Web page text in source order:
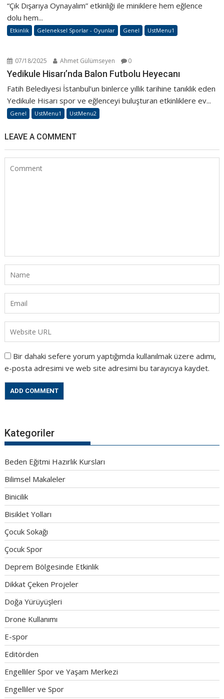
“Çık Dışarıya Oynayalım” etkinliği ile miniklere hem eğlence
dolu hem...
Etkinlik Geleneksel Sporlar - Oyunlar Genel UstMenu1
07/18/2025 Ahmet Gülümseyen 0
Yedikule Hisarı’nda Balon Futbolu Heyecanı
Fatih Belediyesi İstanbul’un binlerce yıllık tarihine tanıklık eden
Yedikule Hisarı spor ve eğlenceyi buluşturan etkinliklere ev...
Genel UstMenu1 UstMenu2
LEAVE A COMMENT
Bir dahaki sefere yorum yaptığımda kullanılmak üzere adımı,
e-posta adresimi ve web site adresimi bu tarayıcıya kaydet.
Kategoriler
Beden Eğitmi Hazırlık Kursları
Bilimsel Makaleler
Binicilik
Bisiklet Yolları
Çocuk Sokağı
Çocuk Spor
Deprem Bölgesinde Etkinlik
Dikkat Çeken Projeler
Doğa Yürüyüşleri
Drone Kullanımı
E-spor
Editörden
Engelliler Spor ve Yaşam Merkezi
Engelliler ve Spor